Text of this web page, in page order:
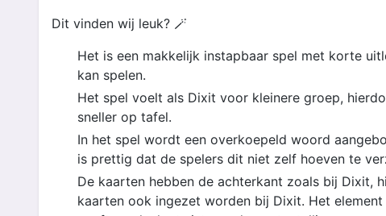
Dit vinden wij leuk? 🪄
Het is een makkelijk instapbaar spel met korte
kan spelen.
Het spel voelt als Dixit voor kleinere groep,
sneller op tafel.
In het spel wordt een overkoepeld woord
is prettig dat de spelers dit niet zelf hoeven te
De kaarten hebben de achterkant zoals bij Dixit,
kaarten ook ingezet worden bij Dixit. Het element